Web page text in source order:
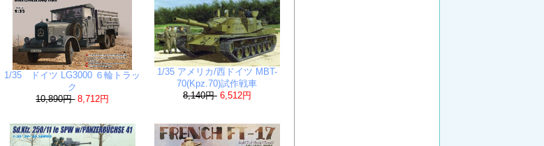
1/35 ドイツ LG3000 ６輪トラッ
ク
10,890円 8,712円
1/35 アメリカ/西ドイツ MBT-
70(Kpz.70)試作戦車
8,140円 6,512円